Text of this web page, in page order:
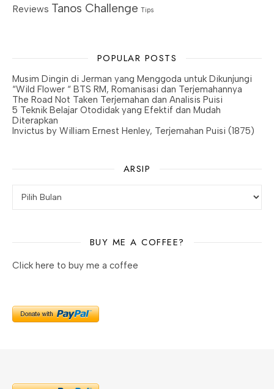
Reviews Tanos Challenge Tips
POPULAR POSTS
Musim Dingin di Jerman yang Menggoda untuk Dikunjungi
“Wild Flower “ BTS RM, Romanisasi dan Terjemahannya
The Road Not Taken Terjemahan dan Analisis Puisi
5 Teknik Belajar Otodidak yang Efektif dan Mudah
Diterapkan
Invictus by William Ernest Henley, Terjemahan Puisi (1875)
ARSIP
BUY ME A COFFEE?
Click here to buy me a coffee